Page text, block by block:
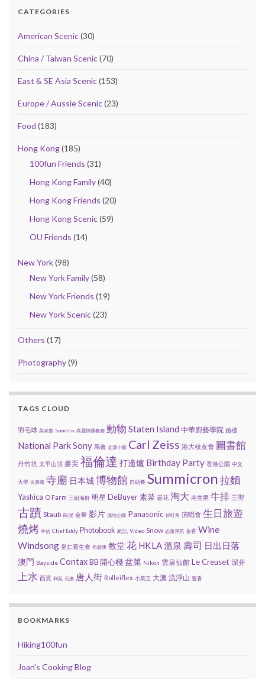
CATEGORIES
American Scenic(30)
China / Taiwan Scenic(70)
East & SE Asia Scenic(153)
Europe / Aussie Scenic(23)
Food (183)
Hong Kong(185)
100fun Friends (31)
Hong Kong Family(40)
Hong Kong Friends (20)
Hong Kong Scenic(59)
OU Friends (14)
New York(98)
New York Family(58)
New York Friends (19)
New York Scenic(23)
Others (17)
Photography(9)
TAGS CLOUD
羽毛球 美味齋 Summilux 高麗韓國餐廳 動物 Staten Island 中華廚藝學院 婚禮
National ParkSony 馬會 金源小館 Carl Zeiss 港大校友會 圖書館
丹竹坑 太平山頂 麥奀 福倫達 打邊爐 Birthday Party 香港公園 中文
大學 尖鼻嘴 寺廟 日本城博物館 自助餐 Summicron 拉麵
Yashica O Farm 三姐海鮮 明星 DeBuyer素菜 曇花 淘大 南生圍 牛排 三聖
古蹟 Staub 白泥 金華 影片 濕地公園 Panasonic 好旺角 演唱會 生日旅遊
燒烤 手信 Chef Eddy Photobook 維記 Video Snow 志蓮淨苑 金香 Wine
Windsong 皇仁舊生會 布袋澳 教堂花 HKLA溫泉 壽司 日出日落
澳門 Bayside ContaxBB 開心棧盆菜 Nikon 雲泉仙館 Le Creuset 深井
上水 西貢 利苑 石澳 唐人街 Rolleiflex 小菜王 大澳 流浮山 蓮香
BOOKMARKS
Hiking100fun
Joan's Cooking Blog